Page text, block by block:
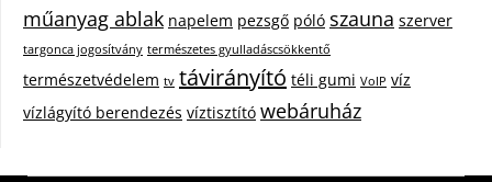
műanyag ablak napelem pezsgő póló szauna szerver
targonca jogosítvány természetes gyulladáscsökkentő
természetvédelem tv távirányító téli gumi VoIP víz
vízlágyító berendezés víztisztító webáruház